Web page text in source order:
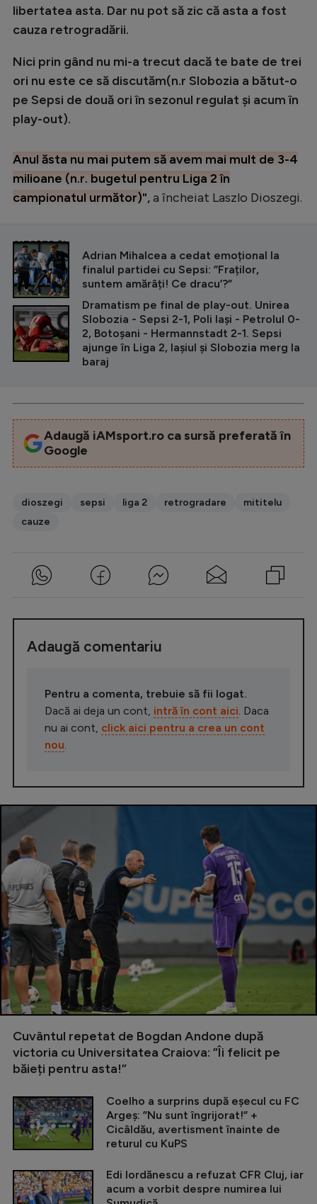
libertatea asta. Dar nu pot să zic că asta a fost
cauza retrogradării.
Nici prin gând nu mi-a trecut dacă te bate de trei
ori nu este ce să discutăm(n.r Slobozia a bătut-o
pe Sepsi de două ori în sezonul regulat și acum în
play-out).
Anul ăsta nu mai putem să avem mai mult de 3-4
milioane (n.r. bugetul pentru Liga 2 în
campionatul următor)",a încheiat Laszlo Dioszegi.
CITEȘTE ȘI
Adrian Mihalcea a cedat emoțional la
finalul partidei cu Sepsi: ”Fraților,
suntem amărâți! Ce dracu’?”
Dramatism pe final de play-out. Unirea
Slobozia - Sepsi 2-1, Poli Iași - Petrolul 0-
2, Botoșani - Hermannstadt 2-1. Sepsi
ajunge în Liga 2, Iașiul și Slobozia merg la
baraj
Adaugă iAMsport.ro ca sursă preferată în
Google
dioszegi sepsi liga 2 retrogradare
mititelu
cauze
Adaugă comentariu
Pentru a comenta, trebuie să fii logat.
Dacă ai deja un cont, intră în cont aici . Daca
nu ai cont, click aici pentru a crea un cont
nou
Cuvântul repetat de Bogdan Andone după
victoria cu Universitatea Craiova: ”Îi felicit pe
băieți pentru asta!”
Coelho a surprins după eșecul cu FC
Argeș: ”Nu sunt îngrijorat!” +
Cicâldău, avertisment înainte de
returul cu KuPS
Edi Iordănescu a refuzat CFR Cluj, iar
acum a vorbit despre numirea lui